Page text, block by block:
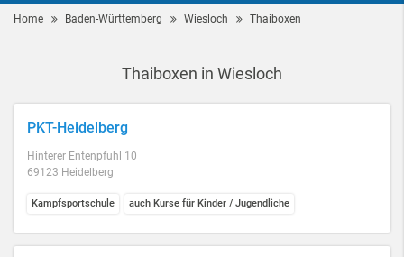
Home Baden-Württemberg Wiesloch Thaiboxen
Thaiboxen in Wiesloch
PKT-Heidelberg
Hinterer Entenpfuhl 10
69123 Heidelberg
Kampfsportschule auch Kurse für Kinder / Jugendliche